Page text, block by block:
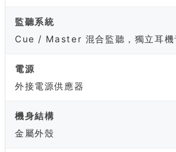
監聽系統
Cue / Master 混合監聽，獨立耳機
電源
外接電源供應器
機身結構
金屬外殼